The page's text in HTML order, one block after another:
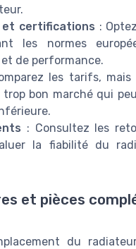
et certifications :
les normes
de performance.
les tarifs, mais
trop bon marché qui
: Consultez les
la fiabilité du
et pièces
du